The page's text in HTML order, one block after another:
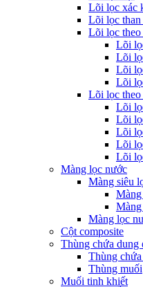
Lõi lọc xác
Lõi lọc than
Lõi lọc theo
Lõi
Lõi
Lõi
Lõi
Lõi lọc
Lõi
Lõi
Lõi
Lõi
Lõi
Màng lọc nước
Màng siêu
Màng lọc
Cột composite
Thùng chứa dung
Thùng
Thùng muối
Muối tinh khiết